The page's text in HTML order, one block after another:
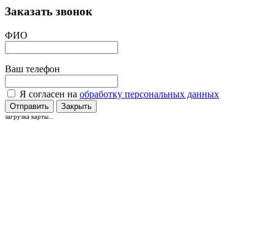
Заказать звонок
ФИО
Ваш телефон
Я согласен на обработку персональных данных
Отправить Закрыть
загрузка карты...